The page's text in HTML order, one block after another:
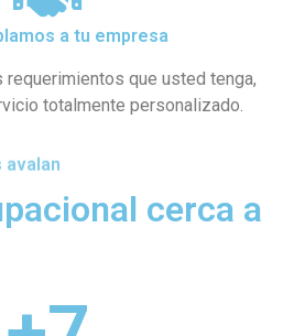
a tu empresa
requerimientos que usted tenga,
totalmente personalizado.
avalan
cerca a